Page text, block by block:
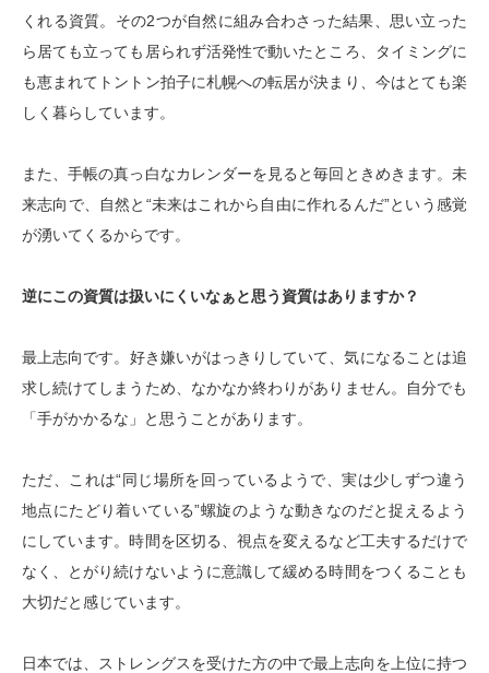
くれる資質。その2つが自然に組み合わさった結果、思い立った
ら居ても立っても居られず活発性で動いたところ、タイミングに
も恵まれてトントン拍子に札幌への転居が決まり、今はとても楽
しく暮らしています。
また、手帳の真っ白なカレンダーを見ると毎回ときめきます。未
来志向で、自然と “未来はこれから自由に作れるんだ”という感覚
が湧いてくるからです。
逆にこの資質は扱いにくいなぁと思う資質はありますか？
最上志向です。 好き嫌いがはっきりしていて、気になることは追
求し続けてしまうため、なかなか終わりがありません。自分でも
「手がかかるな」と思うことがあります。
ただ、これは“同じ場所を回っているようで、実は少しずつ違う
地点にたどり着いている”螺旋のような動きなのだと捉えるよう
にしています。時間を区切る、視点を変えるなど工夫するだけで
なく、とがり続けないように意識して緩める時間をつくることも
大切だと感じています。
日本では、ストレングスを受けた方の中で最上志向を上位に持つ